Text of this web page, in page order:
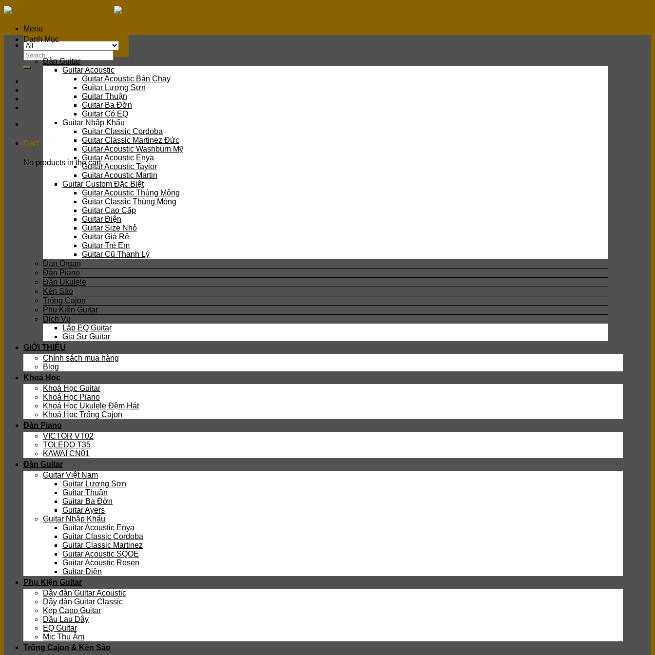
Skip
to
contentMenu
Search
for:
Cart
No products in the cart.
Danh Mục
Đàn Guitar
Guitar Acoustic
Guitar Acoustic Bán Chạy
Guitar Lương Sơn
Guitar Thuận
Guitar Ba Đờn
Guitar Có EQ
Guitar Nhập Khẩu
Guitar Classic Cordoba
Guitar Classic Martinez Đức
Guitar Acoustic Washburn Mỹ
Guitar Acoustic Enya
Guitar Acoustic Taylor
Guitar Acoustic Martin
Guitar Custom Đặc Biệt
Guitar Acoustic Thùng Mỏng
Guitar Classic Thùng Mỏng
Guitar Cao Cấp
Guitar Điện
Guitar Size Nhỏ
Guitar Giá Rẻ
Guitar Trẻ Em
Guitar Cũ Thanh Lý
Đàn Organ
Đàn Piano
Đàn Ukulele
Kèn Sáo
Trống Cajon
Phụ Kiện Guitar
Dịch Vụ
Lắp EQ Guitar
Gia Sư Guitar
GIỚI THIỆU
Chính sách mua hàng
Blog
Khoá Học
Khoá Học Guitar
Khoá Học Piano
Khoá Học Ukulele Đệm Hát
Khoá Học Trống Cajon
Đàn Piano
VICTOR VT02
TOLEDO T35
KAWAI CN01
Đàn Guitar
Guitar Việt Nam
Guitar Lương Sơn
Guitar Thuận
Guitar Ba Đờn
Guitar Ayers
Guitar Nhập Khẩu
Guitar Acoustic Enya
Guitar Classic Cordoba
Guitar Classic Martinez
Guitar Acoustic SQOE
Guitar Acoustic Rosen
Guitar Điện
Phụ Kiện Guitar
Dây đàn Guitar Acoustic
Dây đàn Guitar Classic
Kẹp Capo Guitar
Dầu Lau Dây
EQ Guitar
Mic Thu Âm
Trống Cajon & Kèn Sáo